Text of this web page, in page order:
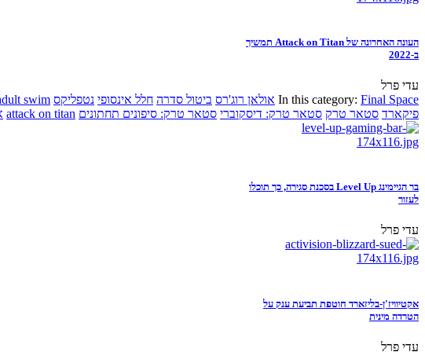
העונה האחרונה של Attack on Titan תמשיך
ב-2022
עדי פרל
In this category: Final Space אולאן רוג'רס ביטול סדרה חלל אינסופי נטפליקס swim
פיקארד סטאר טרק סטאר טרק: דיסקוברי סטאר טרק: סיפונים תחתונים attack on titan
בר הגיימינג Level Up בסכנת סגירה, כך תוכלו
לעזור
עדי פרל
אקטיוויז'ן-בליזארד חוטפת תביעת ענק על
הטרדה מינית
עדי פרל